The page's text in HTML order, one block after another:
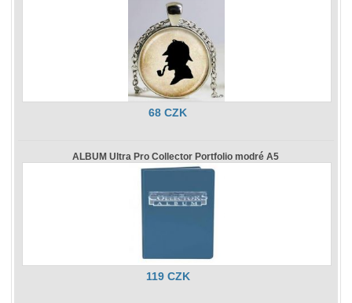
68 CZK
ALBUM Ultra Pro Collector Portfolio modré A5
119 CZK